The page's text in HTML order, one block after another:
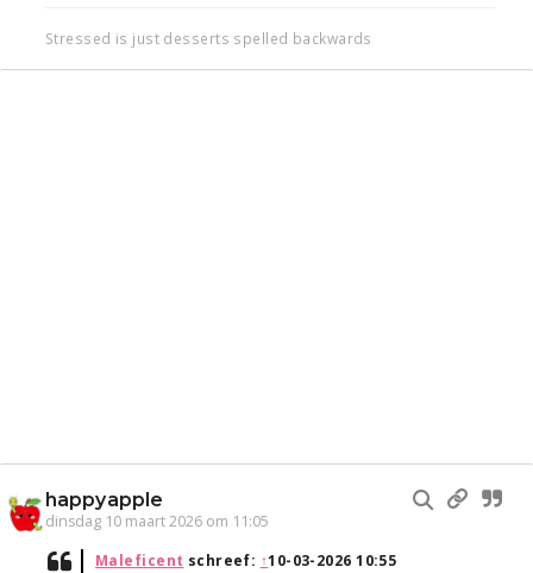
Stressed is just desserts spelled backwards
happyapple
dinsdag 10 maart 2026 om 11:05
Maleficent schreef: ↑10-03-2026 10:55